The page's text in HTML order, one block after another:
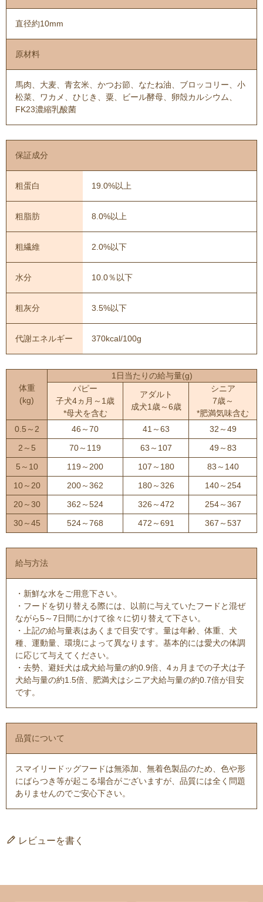
直径約10mm
原材料
馬肉、大麦、青玄米、かつお節、なたね油、ブロッコリー、小
松菜、ワカメ、ひじき、粟、ビール酵母、卵殻カルシウム、
FK23濃縮乳酸菌
保証成分
粗蛋白 19.0%以上
粗脂肪 8.0%以上
粗繊維 2.0%以下
水分 10.0％以下
粗灰分 3.5%以下
代謝エネルギー 370kcal/100g
体重
(kg)
1日当たりの給与量(g)
パピー
子犬4ヵ月～1歳
*母犬を含む
アダルト
成犬1歳～6歳
シニア
7歳～
*肥満気味含む
0.5～2
46～70 41～63
32～49
2～5
70～119 63～107
49～83
5～10
119～200 107～180
83～140
10～20
200～362 180～326
140～254
20～30
362～524 326～472
254～367
30～45
524～768 472～691 367～537
給与方法
・新鮮な水をご用意下さい。
・フードを切り替える際には、以前に与えていたフードと混ぜ
ながら5～7日間にかけて徐々に切り替えて下さい。
・上記の給与量表はあくまで目安です。量は年齢、体重、犬
種、運動量、環境によって異なります。基本的には愛犬の体調
に応じて与えてください。
・去勢、避妊犬は成犬給与量の約0.9倍、4ヵ月までの子犬は子
犬給与量の約1.5倍、肥満犬はシニア犬給与量の約0.7倍が目安
です。
品質について
スマイリードッグフードは無添加、無着色製品のため、色や形
にばらつき等が起こる場合がございますが、品質には全く問題
ありませんのでご安心下さい。
レビューを書く